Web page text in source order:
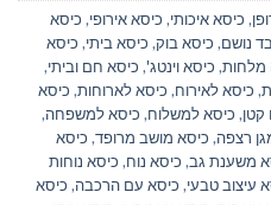
, כיסא איכותי, כיסא אירופי, כיסא
נושם, כיסא בוק, כיסא ביתי, כיסא
מלחות, כיסא וינטג', כיסא חם וביתי,
, כיסא לאירוח, כיסא לארוחות, כיסא
קטן, כיסא למשלוח, כיסא למשפחה,
רצפה, כיסא מושב מרופד, כיסא
משענת גב, כיסא נוח, כיסא נוחות
עיצוב טבעי, כיסא עם הרכבה, כיסא